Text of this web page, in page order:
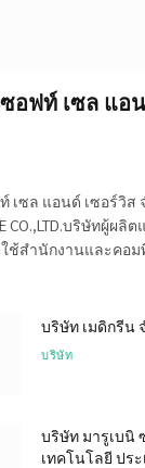
อฟท์ เซล แอ
ซล แอนด์ เซอร์วิส จ
CO.,LTD.บริษัทผู้ผลิ
ช้สำนักงานและคอม
บริษัท เมดิกรีน
บริษัท
บริษัท มารูเบนิ
เทคโนโลยี ปร